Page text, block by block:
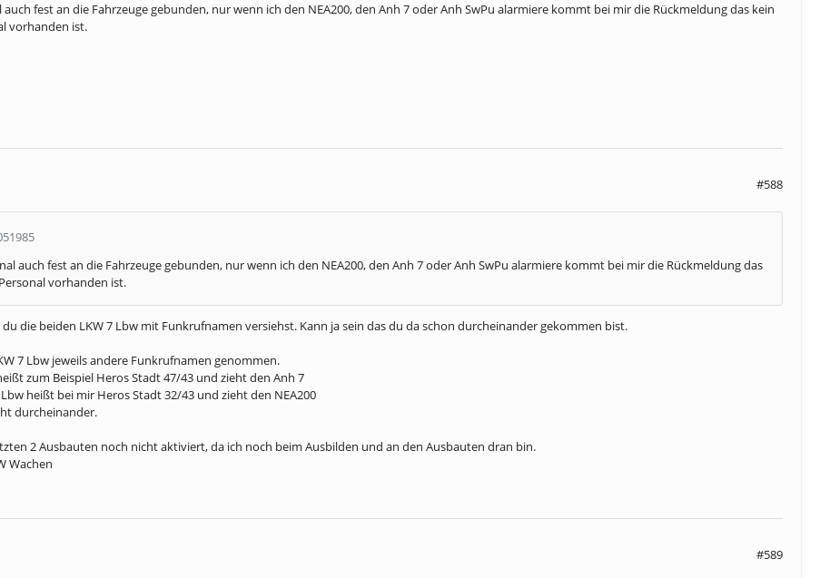
fest an die Fahrzeuge gebunden, nur wenn ich den NEA200, den Anh 7 oder Anh SwPu alarmiere kommt bei mir die Rückmeldung das kein
vorhanden ist.
#588
auch fest an die Fahrzeuge gebunden, nur wenn ich den NEA200, den Anh 7 oder Anh SwPu alarmiere kommt bei mir die Rückmeldung das
vorhanden ist.
die beiden LKW 7 Lbw mit Funkrufnamen versiehst. Kann ja sein das du da schon durcheinander gekommen bist.
7 Lbw jeweils andere Funkrufnamen genommen.
zum Beispiel Heros Stadt 47/43 und zieht den Anh 7
heißt bei mir Heros Stadt 32/43 und zieht den NEA200
durcheinander.
2 Ausbauten noch nicht aktiviert, da ich noch beim Ausbilden und an den Ausbauten dran bin.
Wachen
#589